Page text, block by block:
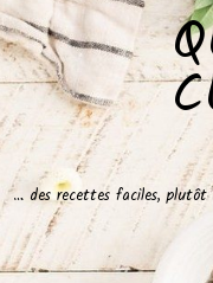
… des recettes faciles, plutôt